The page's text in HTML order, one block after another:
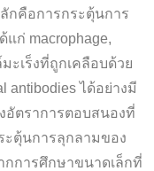
กคือการกระตุ้นการ
ก่ macrophage,
ะเร็งที่ถูกเคลือบด้วย
antibodies ได้อย่างมี
ตราการตอบสนองที่
ะตุ้นการลุกลามของ
กการศึกษาขนาดเล็กที่